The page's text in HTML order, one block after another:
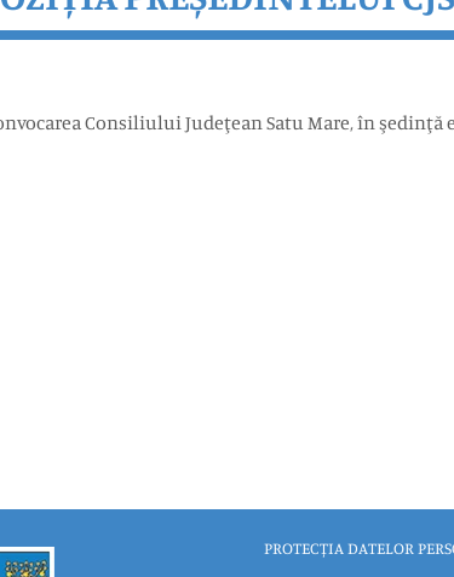
Consiliului Judeţean Satu Mare, în şedinţă
PROTECȚIA DATELOR